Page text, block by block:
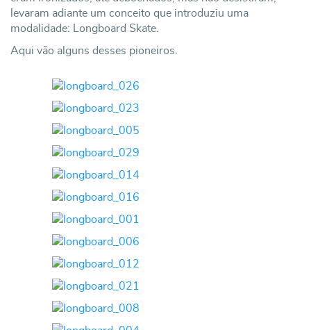
levaram adiante um conceito que introduziu uma
modalidade: Longboard Skate.
Aqui vão alguns desses pioneiros.